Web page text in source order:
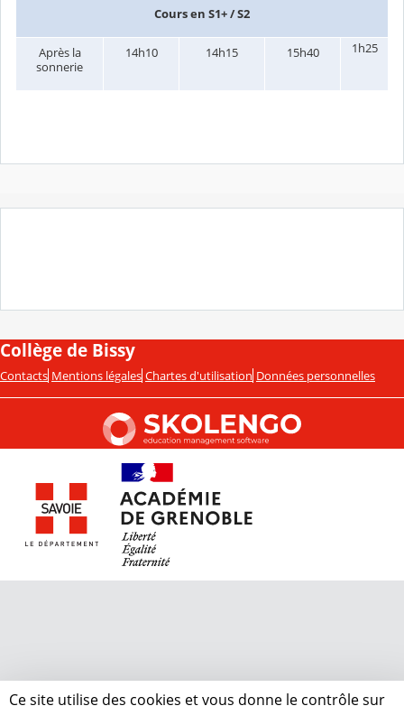
Cours en S1+ / S2
Après la
sonnerie
14h10 14h15 15h40 1h25
Collège de Bissy
Contacts Mentions légales Chartes d'utilisation Données personnelles
Ce site utilise des cookies et vous donne le contrôle sur